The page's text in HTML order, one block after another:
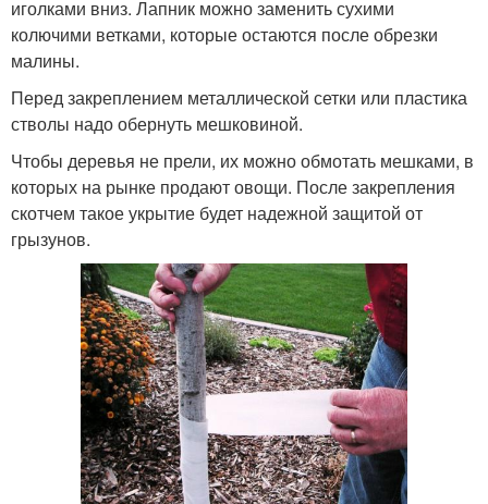
иголками вниз. Лапник можно заменить сухими
колючими ветками, которые остаются после обрезки
малины.
Перед закреплением металлической сетки или пластика
стволы надо обернуть мешковиной.
Чтобы деревья не прели, их можно обмотать мешками, в
которых на рынке продают овощи. После закрепления
скотчем такое укрытие будет надежной защитой от
грызунов.